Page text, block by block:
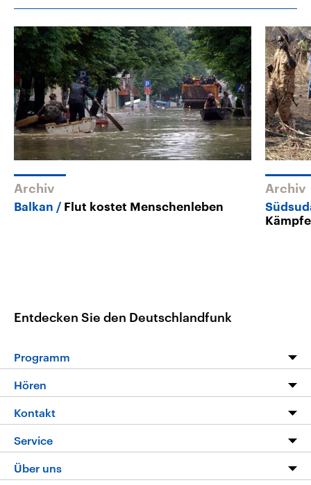
Archiv
Balkan Flut kostet Menschenleben
Archiv
Kämpfe
Entdecken Sie den Deutschlandfunk
Programm
Programm
Die Nachrichten
Nachrichtenleicht
Neue Beiträge auf dlf.de
Hören
Livestream
Podcasts
Deutschlandfunk App
Kontakt
Hörerservice
Service
FAQ
Über uns